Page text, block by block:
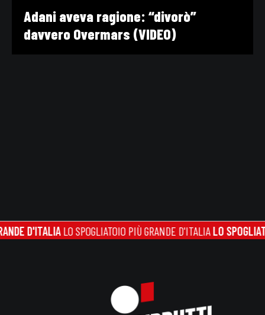
Adani aveva ragione: “divorò”
davvero Overmars (VIDEO)
D'ITALIALO SPOGLIATOIO PIÙ GRANDE D'ITALIALO SPOGLIATOIO